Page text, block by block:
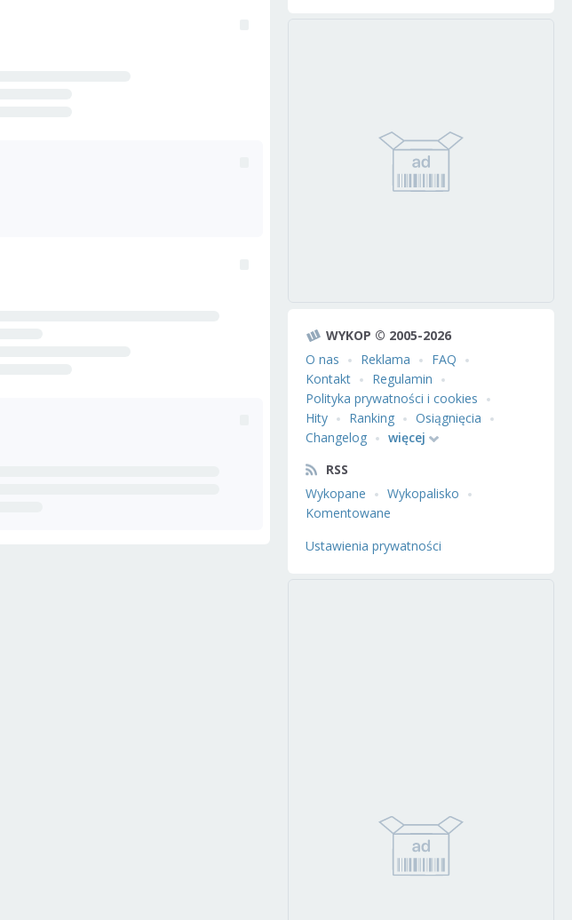
WYKOP © 2005-2026
O nas
Reklama
FAQ
Kontakt
Regulamin
Polityka prywatności i cookies
Hity
Ranking
Osiągnięcia
Changelog
więcej
RSS
Wykopane
Wykopalisko
Komentowane
Ustawienia prywatności